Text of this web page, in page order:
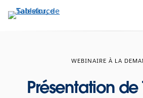
Aller
au
WEBINAIRE À LA
Présentation